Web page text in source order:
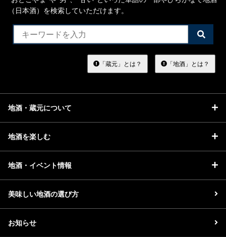
（日本酒）を検索していただけます。
検
索
る
「蔵元」とは？ 「地酒」とは？
地酒・蔵元について
地酒を楽しむ
地酒・イベント情報
美味しい地酒の選び方
お知らせ